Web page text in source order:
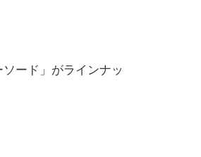
ード」がラインナッ